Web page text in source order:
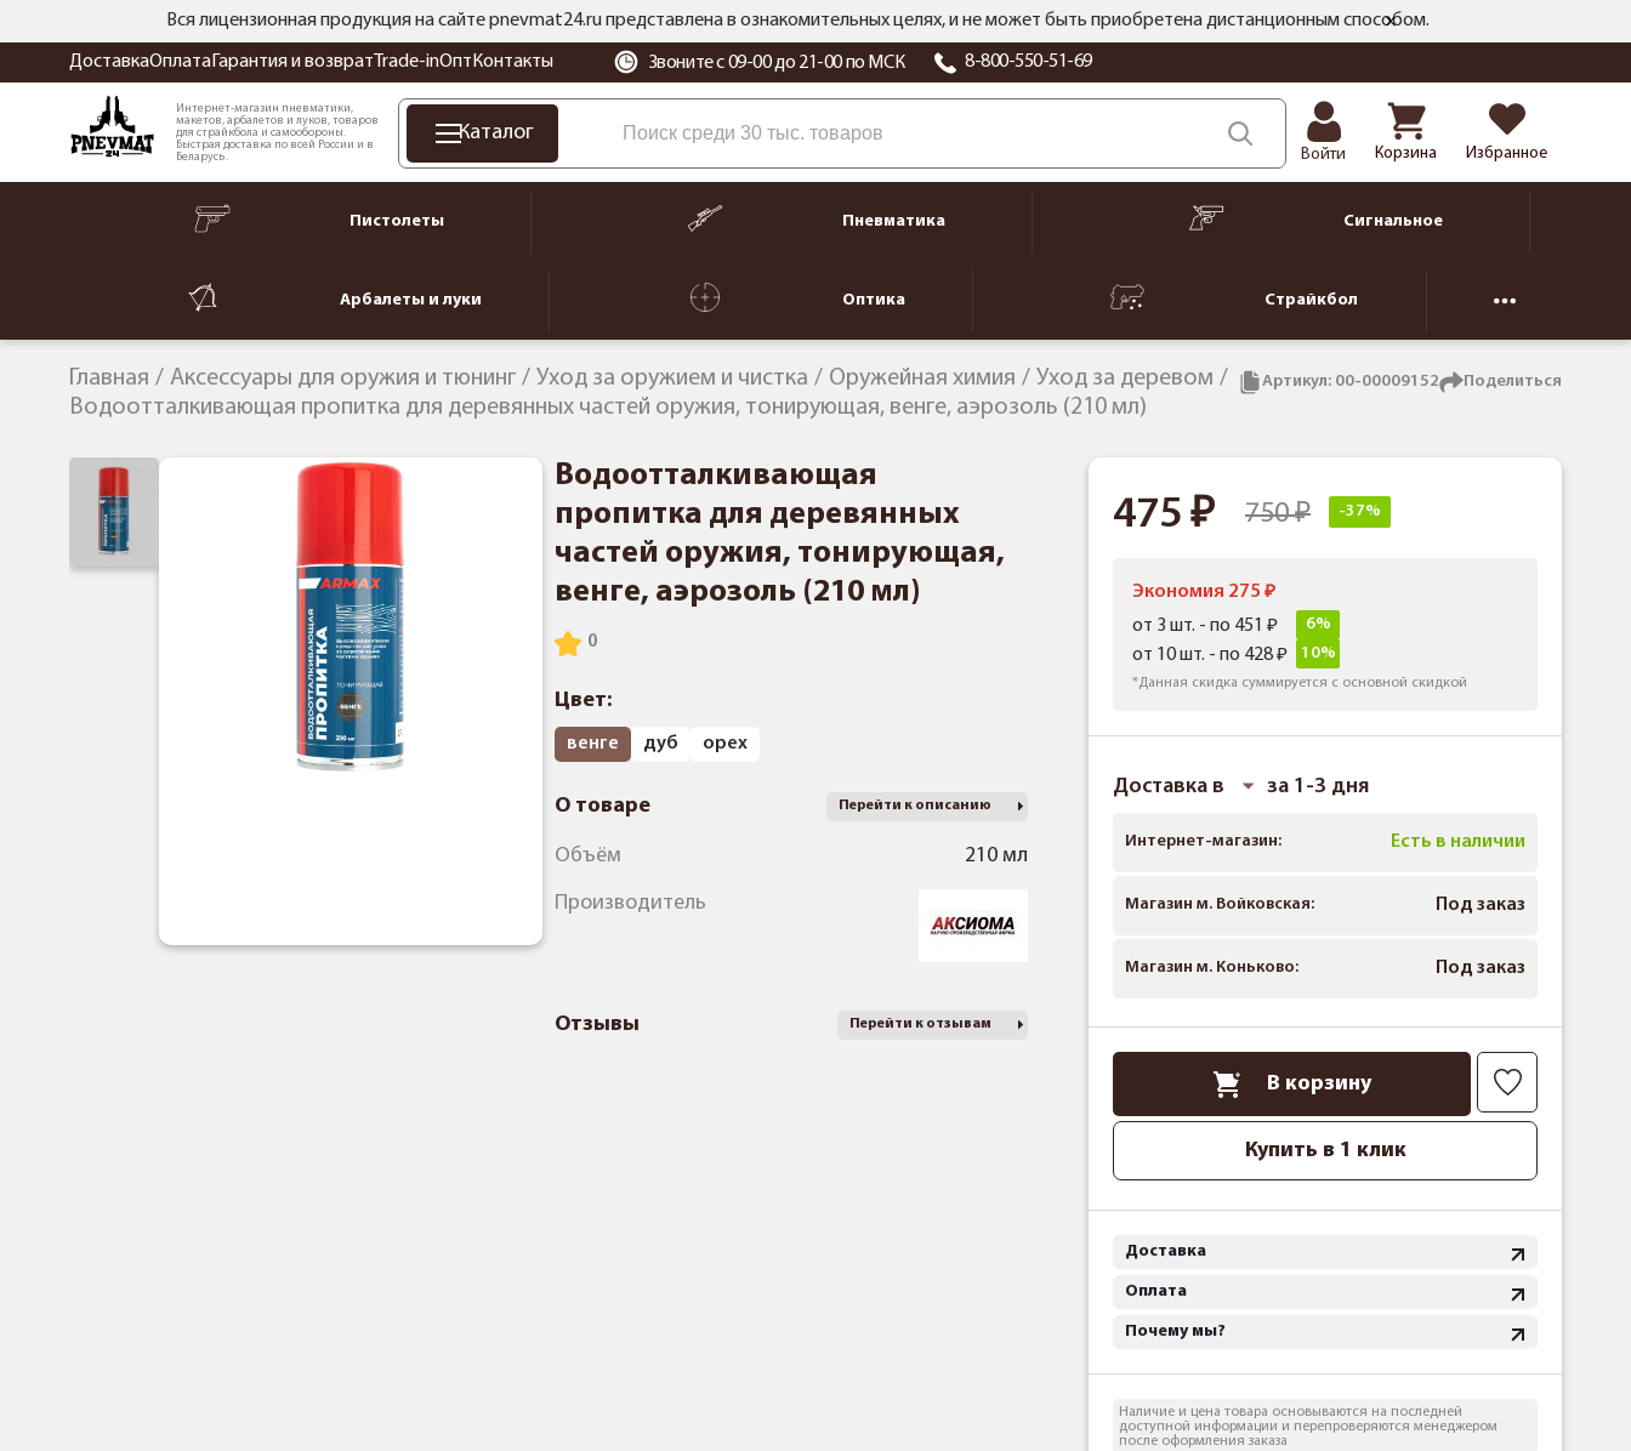
Вся лицензионная продукция на сайте pnevmat24.ru представлена в ознакомительных целях, и не может быть приобретена дистанционным способом.
ДоставкаОплата Гарантия и возврат Trade-inОпт Контакты Звоните с 09-00 до 21-00 по МСК 8-800-550-51-69
Интернет-магазин пневматики,
макетов, арбалетов и луков, товаров
для страйкбола и самообороны.
Быстрая доставка по всей России и в
Беларусь.
Каталог
Войти Корзина Избранное
Пистолеты Пневматика Сигнальное
Арбалеты и луки Оптика Страйкбол
Главная Аксессуары для оружия и тюнинг Уход за оружием и чистка Оружейная химия
Уход за деревом
Водоотталкивающая пропитка для деревянных частей оружия, тонирующая, венге, аэрозоль (210 мл)
Артикул: 00-00009152 Поделиться
Водоотталкивающая
пропитка для деревянных
частей оружия, тонирующая,
венге, аэрозоль (210 мл)
Цвет:
венге дуб орех
О товаре Перейти к описанию
Объём 210 мл
Производитель
Отзывы Перейти к отзывам
475 750 -37%
Экономия 275
от 3 шт. - по 451
6%
от 10 шт. - по 428 10%
*Данная скидка суммируется с основной скидкой
Доставка в за 1-3 дня
Интернет-магазин: Есть в наличии
Магазин м. Войковская: Под заказ
Магазин м. Коньково: Под заказ
В корзину
Купить в 1 клик
Доставка
Оплата
Почему мы?
Наличие и цена товара основываются на последней
доступной информации и перепроверяются менеджером
после оформления заказа